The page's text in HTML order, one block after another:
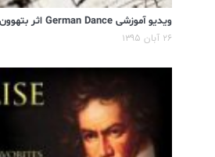
ویدیو آموزشی German Dance اثر بتهوون
۲۶ آبان ۱۳۹۵